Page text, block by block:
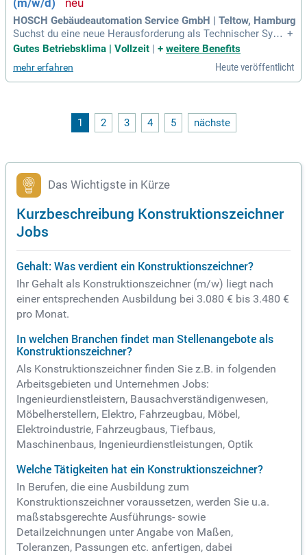
e Weiterentwicklung mit klaren Entwicklungspfaden, zum Be
ispiel zum Projektleiter.
(m/w/d)
HOSCH Gebäudeautomation Service GmbH | Teltow, Hamburg
Suchst du eine neue Herausforderung als Technischer Syste
mplaner oder Technischer Zeichner (m/w/d)? Bringst du min
lifikation mit? Dann bist du bei uns genau richtig! In einem f
amiliären Unternehmen erwarten dich spannende Projekte, d
r unseren Erfolg. Nutze die Möglichkeit, in einem Umfeld zu
wachsen, das deine Bedürfnisse in den Mittelpunkt stellt un
+
Gutes Betriebsklima | Vollzeit
+ weitere Benefits
mehr erfahren Heute veröffentlicht
1 2 3 4 5 nächste
Das Wichtigste in Kürze
Kurzbeschreibung Konstruktionszeichner
Jobs
Gehalt: Was verdient ein Konstruktionszeichner?
Ihr Gehalt als Konstruktionszeichner (m/w) liegt nach
einer entsprechenden Ausbildung bei 3.080 € bis 3.480 €
pro Monat.
In welchen Branchen findet man Stellenangebote als
Konstruktionszeichner?
Als Konstruktionszeichner finden Sie z.B. in folgenden
Arbeitsgebieten und Unternehmen Jobs:
Ingenieurdienstleistern, Bausachverständigenwesen,
Möbelherstellern, Elektro, Fahrzeugbau, Möbel,
Elektroindustrie, Fahrzeugbaus, Tiefbaus,
Maschinenbaus, Ingenieurdienstleistungen, Optik
Welche Tätigkeiten hat ein Konstruktionszeichner?
In Berufen, die eine Ausbildung zum
Konstruktionszeichner voraussetzen, werden Sie u.a.
maßstabsgerechte Ausführungs- sowie
Detailzeichnungen unter Angabe von Maßen,
Toleranzen, Passungen etc. anfertigen, dabei